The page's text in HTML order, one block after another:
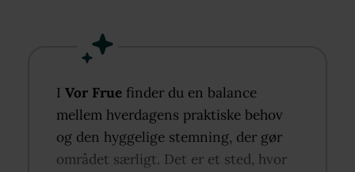
IVor Frue finder du en balance
mellem hverdagens praktiske behov
og den hyggelige stemning, der gør
området særligt. Det er et sted, hvor